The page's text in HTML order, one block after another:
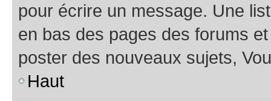
pour écrire un message. Une
en bas des pages des forums
poster des nouveaux sujets,
Haut